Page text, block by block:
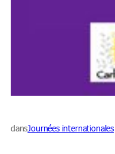
dansJournées internationales